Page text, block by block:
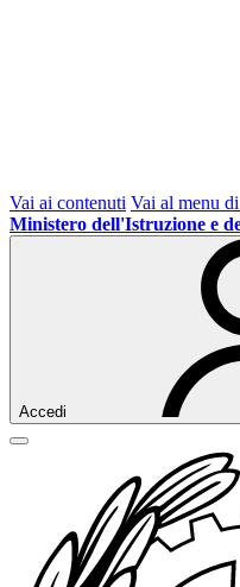
Vai ai contenuti Vai al menu
Ministero dell'Istruzione e
Accedi